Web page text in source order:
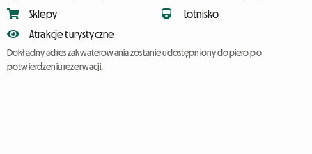
Sklepy
Atrakcje turystyczne
Lotnisko
Dokładny adres zakwaterowania zostanie udostępniony dopiero po
potwierdzeniu rezerwacji.